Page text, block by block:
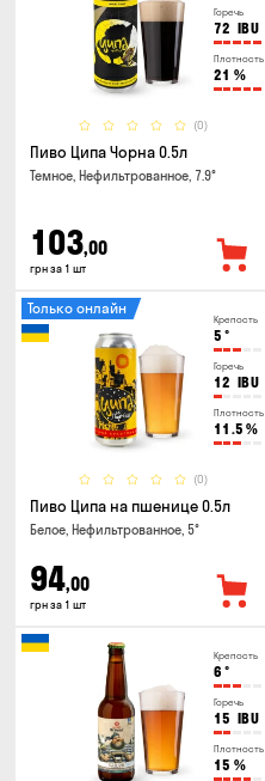
Горечь
72 IBU
Плотность
21 %
(0)
Пиво Ципа Чорна 0.5л
Темное, Нефильтрованное, 7.9°
103,00
грн за 1 шт
Крепость
5 °
Горечь
12 IBU
Плотность
11.5 %
(0)
Только онлайн
Пиво Ципа на пшенице 0.5л
Белое, Нефильтрованное, 5°
94,00
грн за 1 шт
Крепость
6 °
Горечь
15 IBU
Плотность
15 %